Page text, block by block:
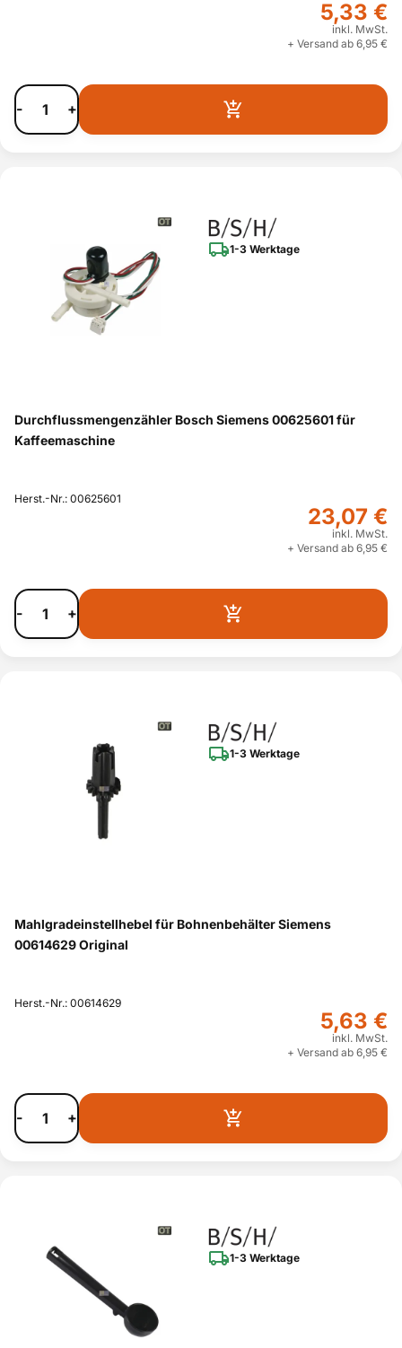
5,33 €
inkl. MwSt.
+ Versand ab 6,95 €
- +
1-3 Werktage
Durchflussmengenzähler Bosch Siemens 00625601 für
Kaffeemaschine
Herst.-Nr.: 00625601
23,07 €
inkl. MwSt.
+ Versand ab 6,95 €
- +
1-3 Werktage
Mahlgradeinstellhebel für Bohnenbehälter Siemens
00614629 Original
Herst.-Nr.: 00614629
5,63 €
inkl. MwSt.
+ Versand ab 6,95 €
- +
1-3 Werktage